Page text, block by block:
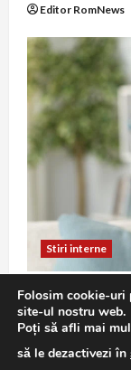
Editor RomNews
Stiri interne
Poliția
înmulțește —
apeluri false
Editor RomNews
Folosim cookie-uri
site-ul nostru web.
Poți să afli mai
să le dezactivezi în